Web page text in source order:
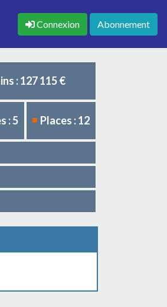
Connexion Abonnement
: 127 115 €
: 5 Places : 12